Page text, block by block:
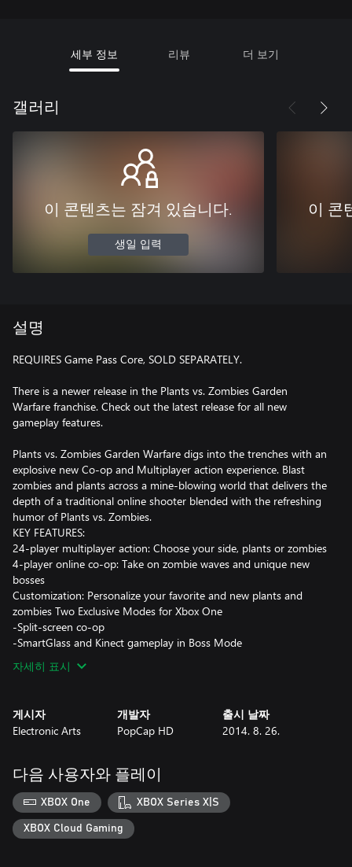
세부 정보 리뷰 더 보기
갤러리
이 콘텐츠는 잠겨 있습니다.
생일 입력
이 콘
설명
REQUIRES Game Pass Core, SOLD SEPARATELY.
There is a newer release in the Plants vs. Zombies Garden
Warfare franchise. Check out the latest release for all new
gameplay features.
Plants vs. Zombies Garden Warfare digs into the trenches with an
explosive new Co-op and Multiplayer action experience. Blast
zombies and plants across a mine-blowing world that delivers the
depth of a traditional online shooter blended with the refreshing
humor of Plants vs. Zombies.
KEY FEATURES:
24-player multiplayer action: Choose your side, plants or zombies
4-player online co-op: Take on zombie waves and unique new
bosses
Customization: Personalize your favorite and new plants and
zombies Two Exclusive Modes for Xbox One
-Split-screen co-op
-SmartGlass and Kinect gameplay in Boss Mode
자세히 표시
게시자
Electronic Arts
개발자
PopCap HD
출시 날짜
2014. 8. 26.
다음 사용자와 플레이
XBOX One XBOX Series X|S
XBOX Cloud Gaming